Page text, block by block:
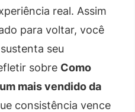
real. Assim
para voltar, você
seu
sobre Como
mais vendido da
consistência vence